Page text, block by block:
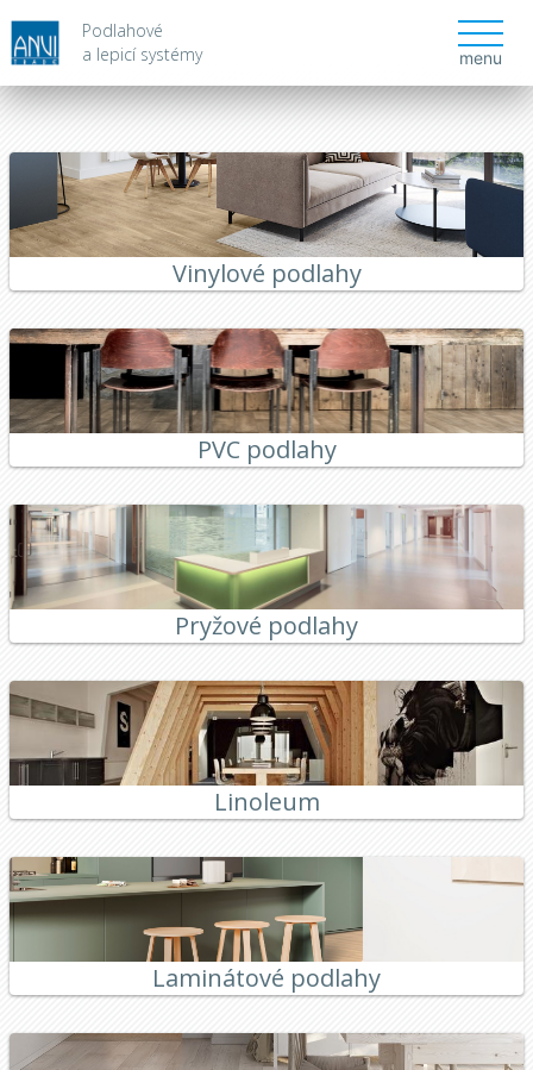
Podlahové
a lepicí systémy
menu
Vinylové podlahy
PVC podlahy
Pryžové podlahy
Linoleum
Laminátové podlahy